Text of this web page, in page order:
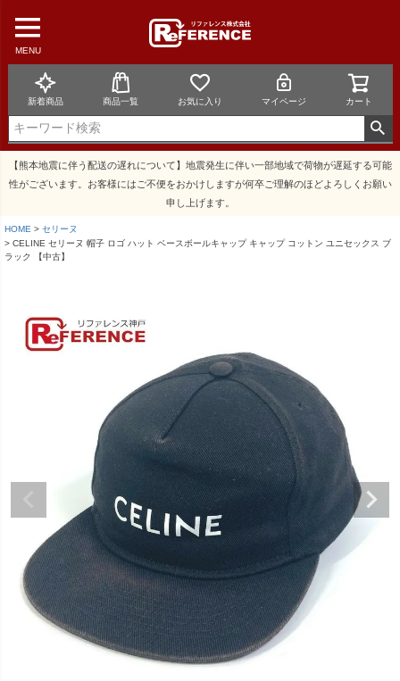
MENU
新着商品 商品一覧 お気に入り マイページ カート
【熊本地震に伴う配送の遅れについて】地震発生に伴い一部地域で荷物が遅延する可能
性がございます。お客様にはご不便をおかけしますが何卒ご理解のほどよろしくお願い
申し上げます。
HOME
セリーヌ
CELINE セリーヌ 帽子 ロゴ ハット ベースボールキャップ キャップ コットン ユニセックス ブ
ラック 【中古】